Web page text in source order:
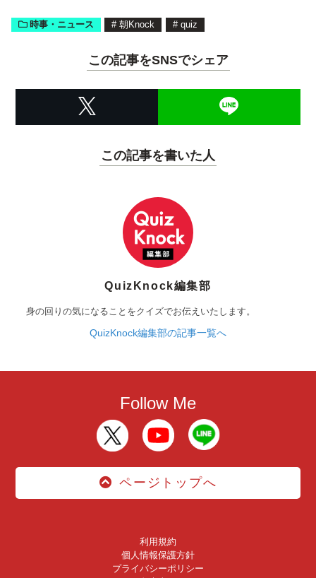
時事・ニュース # 朝Knock # quiz
この記事をSNSでシェア
この記事を書いた人
QuizKnock編集部
身の回りの気になることをクイズでお伝えいたします。
QuizKnock編集部の記事一覧へ
Follow Me
ページトップへ
利用規約
個人情報保護方針
プライバシーポリシー